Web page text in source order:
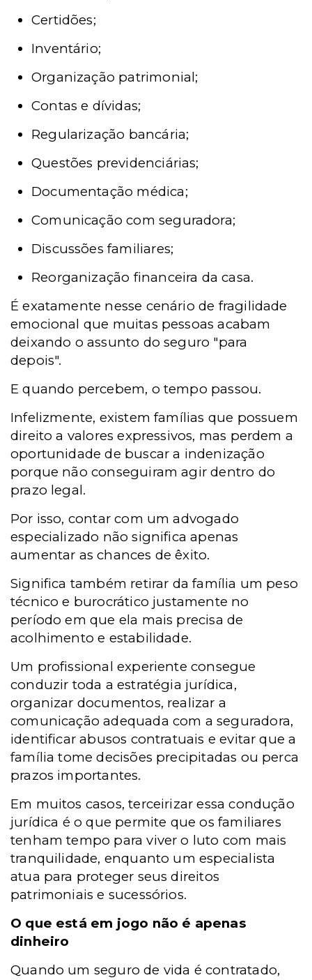
Certidões;
Inventário;
Organização patrimonial;
Contas e dívidas;
Regularização bancária;
Questões previdenciárias;
Documentação médica;
Comunicação com seguradora;
Discussões familiares;
Reorganização financeira da casa.
É exatamente nesse cenário de fragilidade
emocional que muitas pessoas acabam
deixando o assunto do seguro "para
depois".
E quando percebem, o tempo passou.
Infelizmente, existem famílias que possuem
direito a valores expressivos, mas perdem a
oportunidade de buscar a indenização
porque não conseguiram agir dentro do
prazo legal.
Por isso, contar com um advogado
especializado não significa apenas
aumentar as chances de êxito.
Significa também retirar da família um peso
técnico e burocrático justamente no
período em que ela mais precisa de
acolhimento e estabilidade.
Um profissional experiente consegue
conduzir toda a estratégia jurídica,
organizar documentos, realizar a
comunicação adequada com a seguradora,
identificar abusos contratuais e evitar que a
família tome decisões precipitadas ou perca
prazos importantes.
Em muitos casos, terceirizar essa condução
jurídica é o que permite que os familiares
tenham tempo para viver o luto com mais
tranquilidade, enquanto um especialista
atua para proteger seus direitos
patrimoniais e sucessórios.
O que está em jogo não é apenas
dinheiro
Quando um seguro de vida é contratado,